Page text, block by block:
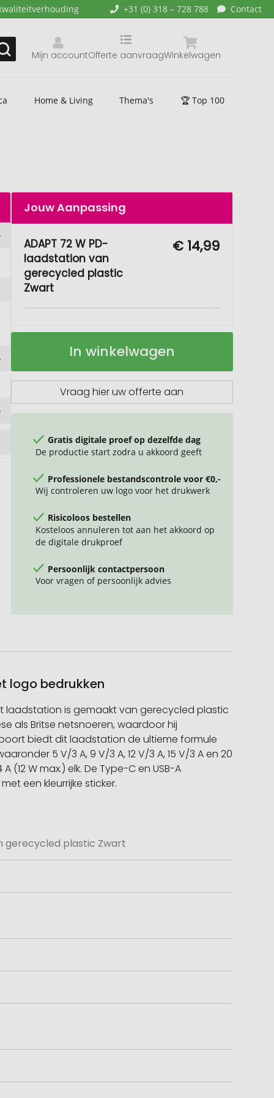
+31 (0) 318 – 728 788 Contact
Mijn account Winkelwagen
Offerte aanvraag
Home & Living Thema's 🏆 Top 100
Jouw Aanpassing
ADAPT 72 W PD-
laadstation van
gerecycled plastic
Zwart
€ 14,99
ADAPT
PD-
Op
In winkelwagen
Vraag hier uw offerte aan
Gratis digitale proef op dezelfde dag
De productie start zodra u akkoord geeft
Professionele bestandscontrole voor €0,-
Wij controleren uw logo voor het drukwerk
Risicoloos bestellen
Kosteloos annuleren tot aan het akkoord op
de digitale drukproef
Persoonlijk contactpersoon
Voor vragen of persoonlijk advies
logo bedrukken
laadstation is gemaakt van gerecycled plastic
als Britse netsnoeren, waardoor hij
biedt dit laadstation de ultieme formule
5 V/3 A, 9 V/3 A, 12 V/3 A, 15 V/3 A en 20
W max.) elk. De Type-C en USB-A
een kleurrijke sticker.
gerecycled plastic Zwart